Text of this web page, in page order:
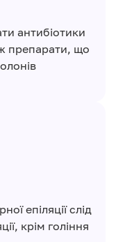
антибіотики
препарати, що
епіляції слід
крім гоління